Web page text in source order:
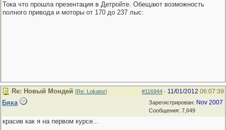
Тока что прошла презентация в Детройте. Обещают возможность
полного привода и моторы от 170 до 237 лыс:
#116944 - 11/01/2012 06:07:39
Re: Новый Мондей [Re: Lokator]
Зарегистрирован: Nov 2007
Сообщения: 7,649
Бяка
красив как я на первом курсе...